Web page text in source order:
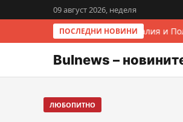
09 август 2026, неделя
ПОСЛЕДНИ НОВИНИИталия и
Bulnews –
ЛЮБОПИТНО